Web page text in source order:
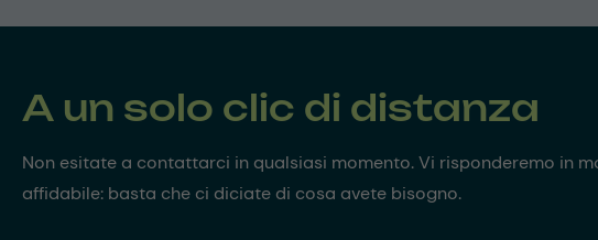
A un solo clic di distanza
Non esitate a contattarci in qualsiasi momento. Vi risponderemo in
affidabile: basta che ci diciate di cosa avete bisogno.